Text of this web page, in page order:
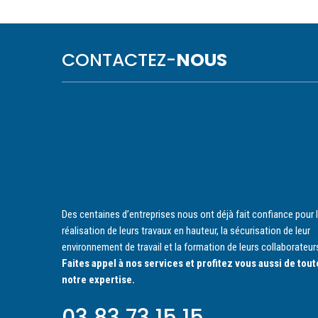
CONTACTEZ-NOUS
Des centaines d’entreprises nous ont déjà fait confiance pour
réalisation de leurs travaux en hauteur, la sécurisation de leur
environnement de travail et la formation de leurs
Faites appel à nos services et profitez vous aussi de
notre expertise.